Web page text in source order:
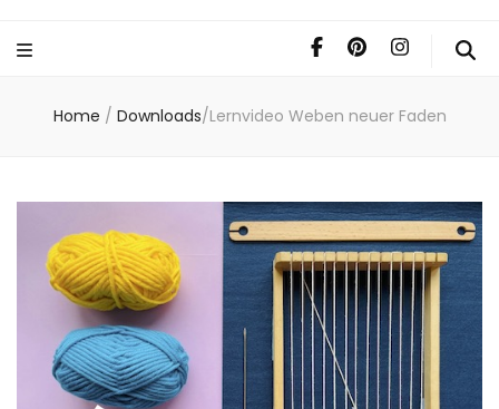
Home / Downloads/Lernvideo Weben neuer Faden